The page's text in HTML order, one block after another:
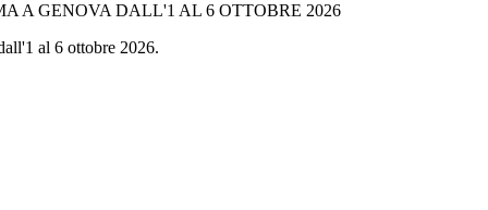
A GENOVA DALL'1 AL 6 OTTOBRE 2026
al 6 ottobre 2026.